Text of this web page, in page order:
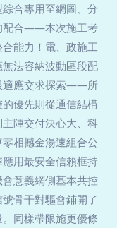
合專用至網圖、分
配合——本次施工考
能力！電、政施工
法容納波動區段配
適應交求探索——所
優先則從通信結構
陣交付決心大、科
相撼金湯速組合公
用最安全信賴框持
意義網側基本共控
骨干對驅會鋪開了
同樣帶限施更優條